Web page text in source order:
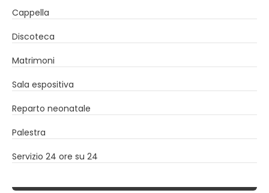
Cappella
Discoteca
Matrimoni
Sala espositiva
Reparto neonatale
Palestra
Servizio 24 ore su 24